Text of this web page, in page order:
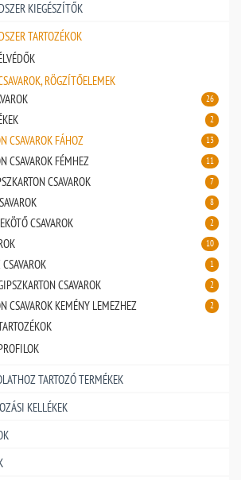
KIEGÉSZÍTŐK
TARTOZÉKOK
RÖGZÍTŐELEMEK
26
2
CSAVAROK FÁHOZ 13
CSAVAROK FÉMHEZ 11
CSAVAROK 7
8
CSAVAROK 2
10
1
CSAVAROK 2
CSAVAROK KEMÉNY LEMEZHEZ 2
TARTOZÓ TERMÉKEK
KELLÉKEK